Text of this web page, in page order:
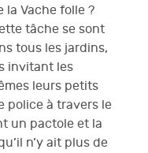
Vache folle ?
tâche se sont
tous les jardins,
invitant les
leurs petits
police à travers le
un pactole et la
n’y ait plus de